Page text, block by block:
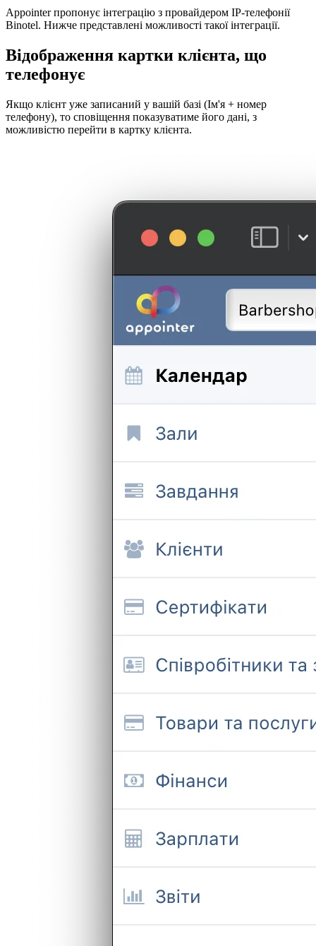
Appointer пропонує інтеграцію з провайдером IP-телефонії
Binotel. Нижче представлені можливості такої інтеграції.
Відображення картки клієнта, що
телефонує
Якщо клієнт уже записаний у вашій базі (Ім'я + номер
телефону), то сповіщення показуватиме його дані, з
можливістю перейти в картку клієнта.